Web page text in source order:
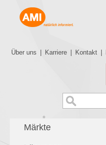
Über uns Karriere Kontakt
Märkte